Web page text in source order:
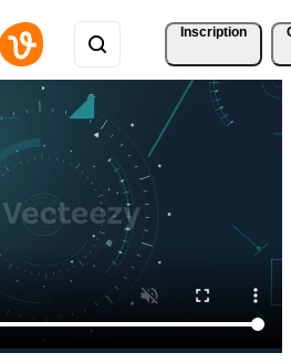
Inscription